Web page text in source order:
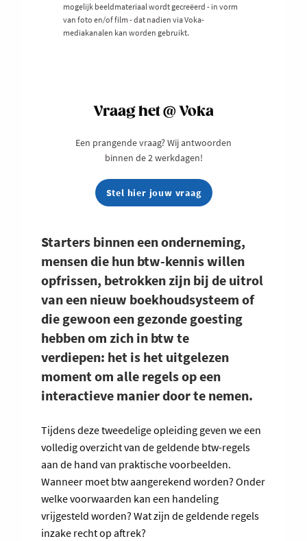
Starters binnen een onderneming,
mensen die hun btw-kennis willen
opfrissen, betrokken zijn bij de uitrol
van een nieuw boekhoudsysteem of
die gewoon een gezonde goesting
hebben om zich in btw te
verdiepen: het is het uitgelezen
moment om alle regels op een
interactieve manier door te nemen.
Tijdens deze tweedelige opleiding geven we een
volledig overzicht van de geldende btw-regels
aan de hand van praktische voorbeelden.
Wanneer moet btw aangerekend worden? Onder
welke voorwaarden kan een handeling
vrijgesteld worden? Wat zijn de geldende regels
inzake recht op aftrek?
mogelijk beeldmateriaal wordt gecreëerd - in vorm
van foto en/of film - dat nadien via Voka-
mediakanalen kan worden gebruikt.
Vraag het @ Voka
Een prangende vraag? Wij antwoorden
binnen de 2 werkdagen!
Stel hier jouw vraag